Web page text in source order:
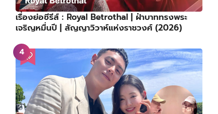
เรื่องย่อซีรีส์ : Royal Betrothal | ฝ่าบาททรงพระ
เจริญหมื่นปี | สัญญาวิวาห์แห่งราชวงศ์ (2026)